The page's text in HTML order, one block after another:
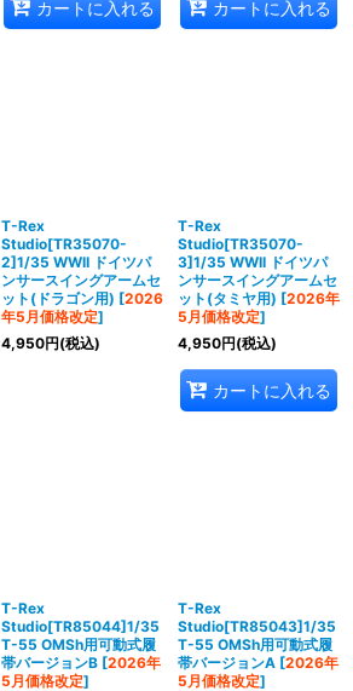
カートに入れる カートに入れる
T-Rex
Studio[TR35070-
2]1/35 WWII ドイツパ
ンサースイングアームセ
ット(ドラゴン用) [2026
年5月価格改定]
4,950円(税込)
T-Rex
Studio[TR35070-
3]1/35 WWII ドイツパ
ンサースイングアームセ
ット(タミヤ用) [2026年
5月価格改定]
4,950円(税込)
カートに入れる
T-Rex
Studio[TR85044]1/35
T-55 OMSh用可動式履
帯バージョンB [2026年
5月価格改定]
T-Rex
Studio[TR85043]1/35
T-55 OMSh用可動式履
帯バージョンA [2026年
5月価格改定]